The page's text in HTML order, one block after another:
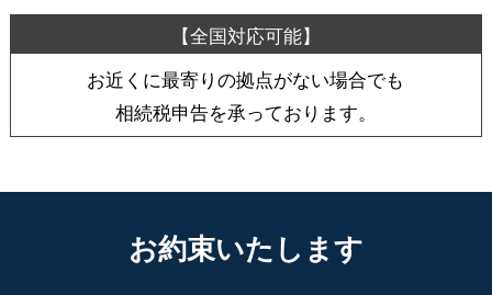
お近くに最寄りの拠点がない場合でも
相続税申告を承っております。
お約束いたします